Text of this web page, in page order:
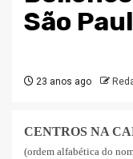
São
23 anos ago
CENTROS NA
(ordem alfabética do